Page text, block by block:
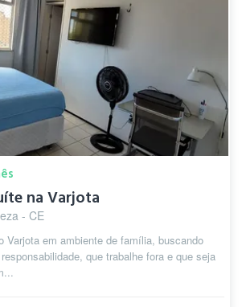
na Varjota
- CE
Varjota em ambiente de família, buscando
que trabalhe fora e que seja